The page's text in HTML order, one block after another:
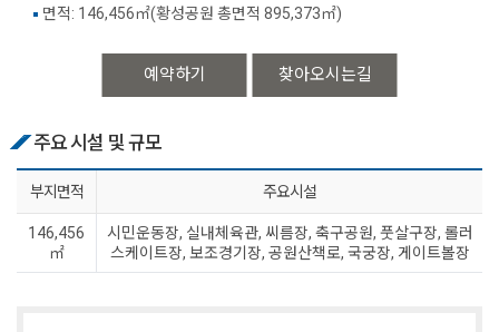
예약하기 찾아오시는길
면적: 146,456㎡(황성공원 총면적 895,373㎡)
주요 시설 및 규모
부지면적 주요시설
146,456
㎡
시민운동장, 실내체육관, 씨름장, 축구공원, 풋살구장, 롤러
스케이트장, 보조경기장, 공원산책로, 국궁장, 게이트볼장